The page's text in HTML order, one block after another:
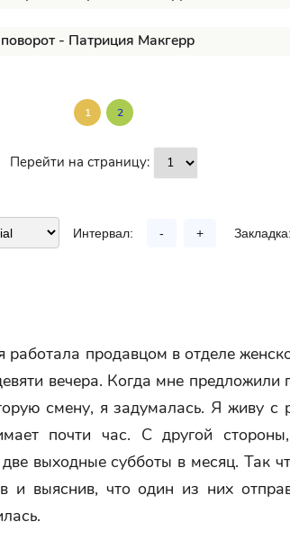
- Патриция Макгерр
1 2
Перейти на страницу:
Интервал: - + Закладка:
работала продавцом в отделе
вечера. Когда мне предложили
смену, я задумалась. Я живу с
почти час. С другой
выходные субботы в месяц. Так
и выяснив, что один из них